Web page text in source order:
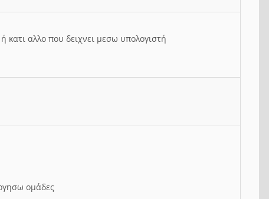
κατι αλλο που δειχνει μεσω υπολογιστή
ομάδες